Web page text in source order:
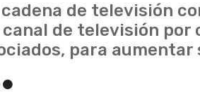
cadena de televisión
de televisión por
para aumentar